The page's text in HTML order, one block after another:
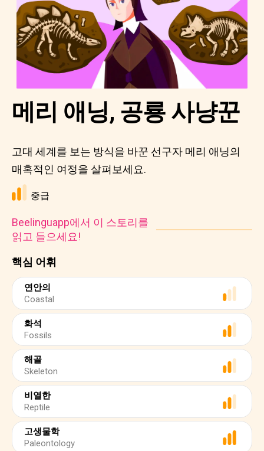
핵심 어휘
연안의
Coastal
화석
Fossils
해골
Skeleton
비열한
Reptile
고생물학
Paleontology
메리 애닝, 공룡 사냥꾼
고대 세계를 보는 방식을 바꾼 선구자 메리 애닝의
매혹적인 여정을 살펴보세요.
중급
Beelinguapp에서 이 스토리를
읽고 들으세요!